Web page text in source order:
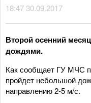
18:47 30.09.2017
Второй осенний
дождями.
Как сообщает ГУ МЧС
пройдет небольшой
направлению 2-5 м/с.